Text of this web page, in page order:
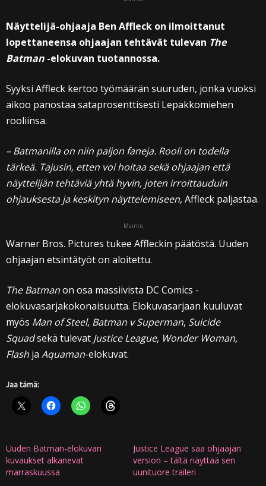
Näyttelijä-ohjaaja Ben Affleck on ilmoittanut
lopettaneensa ohjaajan tehtävät tulevan The
Batman -elokuvan tuotannossa.
Syyksi Affleck kertoo työmäärän suuruden, jonka vuoksi
aikoo panostaa sataprosenttisesti Lepakkomiehen
rooliinsa.
– Batmanilla on niin paljon faneja. Rooli on todella
tärkeä. Tajusin, etten voi hoitaa sekä ohjaajan että
näyttelijän tehtäviä yhtä hyvin, joten irroittauduin
ohjauksesta ja keskityn näyttelemiseen, Affleck paljastaa.
Mainos
Warner Bros. Pictures tukee Affleckin päätöstä. Uuden
ohjaajan etsintätyöt on aloitettu.
The Batmanon osa massiivista DC Comics -
elokuvasarjakokonaisuutta. Elokuvasarjaan kuuluvat
myös Man of Steel, Batman v Superman, Suicide
Squadsekä tulevat Justice League, Wonder Woman,
Flash ja Aquaman-elokuvat.
Jaa tämä:
Uuden Batman-elokuvan
kuvaukset alkanevat
marraskuussa
Justice League saa ohjaajan
version – tältä näyttää sen
uunituore traileri